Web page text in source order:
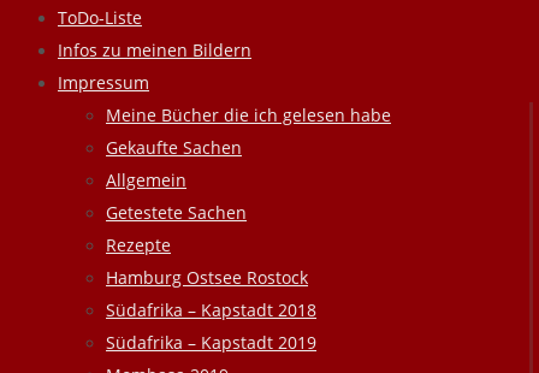
Inhalt
springen
ToDo-Liste
Infos zu meinen Bildern
Impressum
Meine Bücher die ich gelesen habe
Gekaufte Sachen
Allgemein
Getestete Sachen
Rezepte
Hamburg Ostsee Rostock
Südafrika – Kapstadt 2018
Südafrika – Kapstadt 2019